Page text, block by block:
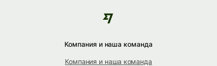
Компания и наша команда
Компания и наша команда